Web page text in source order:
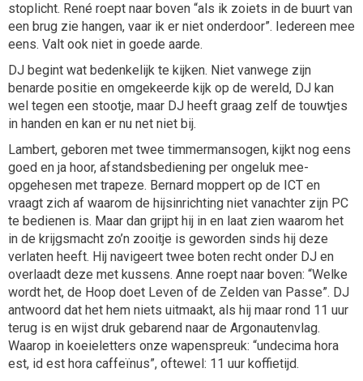
stoplicht. René roept naar boven “als ik zoiets in de buurt van
een brug zie hangen, vaar ik er niet onderdoor”. Iedereen mee
eens. Valt ook niet in goede aarde.
DJ begint wat bedenkelijk te kijken. Niet vanwege zijn
benarde positie en omgekeerde kijk op de wereld, DJ kan
wel tegen een stootje, maar DJ heeft graag zelf de touwtjes
in handen en kan er nu net niet bij.
Lambert, geboren met twee timmermansogen, kijkt nog eens
goed en ja hoor, afstandsbediening per ongeluk mee-
opgehesen met trapeze. Bernard moppert op de ICT en
vraagt zich af waarom de hijsinrichting niet vanachter zijn PC
te bedienen is. Maar dan grijpt hij in en laat zien waarom het
in de krijgsmacht zo’n zooitje is geworden sinds hij deze
verlaten heeft. Hij navigeert twee boten recht onder DJ en
overlaadt deze met kussens. Anne roept naar boven: “Welke
wordt het, de Hoop doet Leven of de Zelden van Passe”. DJ
antwoord dat het hem niets uitmaakt, als hij maar rond 11 uur
terug is en wijst druk gebarend naar de Argonautenvlag.
Waarop in koeieletters onze wapenspreuk: “undecima hora
est, id est hora caffeïnus”, oftewel: 11 uur koffietijd.